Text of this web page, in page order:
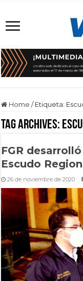
Home / Etiqueta:
Tag Archives:
FGR
Escudo
26 de noviembre de 2020